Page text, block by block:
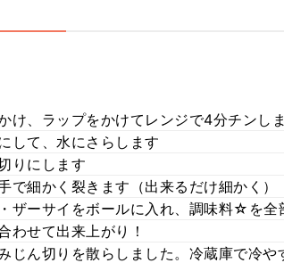
け、ラップをかけてレンジで4分チンし
して、水にさらします
りにします
で細かく裂きます（出来るだけ細かく）
ザーサイをボールに入れ、調味料☆を全
わせて出来上がり！
じん切りを散らしました。冷蔵庫で冷